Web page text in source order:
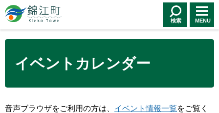
錦江町 Kinko
Town
検索 MENU
イベントカレンダー
音声ブラウザをご利用の方は、 イベント情報一覧をご覧く